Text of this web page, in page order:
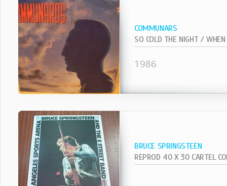
COMMUNARS
1986
BRUCE SPRINGSTEEN